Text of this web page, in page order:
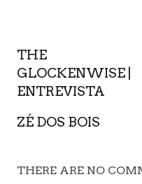
THE
GLOCKENWISE |
ENTREVISTA
ZÉ DOS BOIS
THERE ARE NO